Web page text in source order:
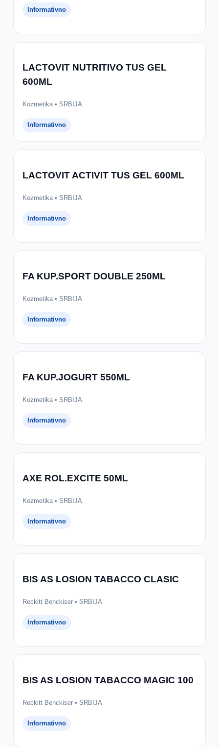
Informativno
LACTOVIT NUTRITIVO TUS GEL
600ML
Kozmetika • SRBIJA
Informativno
LACTOVIT ACTIVIT TUS GEL 600ML
Kozmetika • SRBIJA
Informativno
FA KUP.SPORT DOUBLE 250ML
Kozmetika • SRBIJA
Informativno
FA KUP.JOGURT 550ML
Kozmetika • SRBIJA
Informativno
AXE ROL.EXCITE 50ML
Kozmetika • SRBIJA
Informativno
BIS AS LOSION TABACCO CLASIC
Reckitt Benckiser • SRBIJA
Informativno
BIS AS LOSION TABACCO MAGIC 100
Reckitt Benckiser • SRBIJA
Informativno